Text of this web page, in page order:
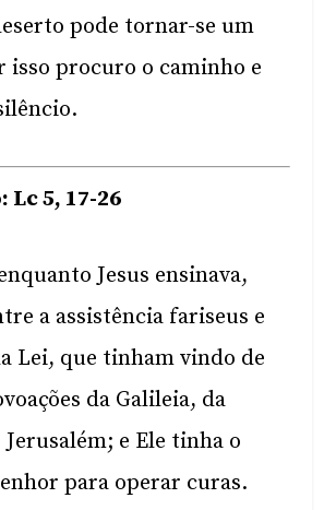
pode tornar-se um
procuro o caminho e
Lc 5, 17-26
Jesus ensinava,
a assistência fariseus e
Lei, que tinham vindo de
da Galileia, da
Jerusalém; e Ele tinha o
para operar curas.